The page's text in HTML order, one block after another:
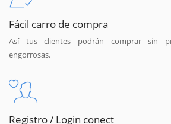
Fácil carro de compra
Así tus clientes podrán comprar sin
engorrosas.
Registro / Login conect